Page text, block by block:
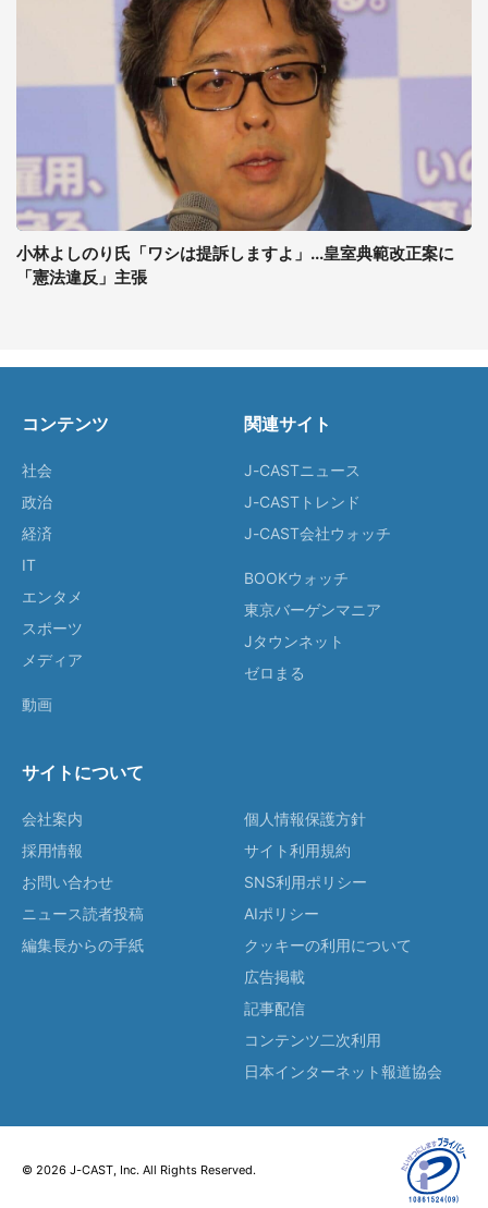
小林よしのり氏「ワシは提訴しますよ」...皇室典範改正案に
「憲法違反」主張
コンテンツ
社会
政治
経済
IT
エンタメ
スポーツ
メディア
動画
関連サイト
J-CASTニュース
J-CASTトレンド
J-CAST会社ウォッチ
BOOKウォッチ
東京バーゲンマニア
Jタウンネット
ゼロまる
サイトについて
会社案内
採用情報
お問い合わせ
ニュース読者投稿
編集長からの手紙
個人情報保護方針
サイト利用規約
SNS利用ポリシー
AIポリシー
クッキーの利用について
広告掲載
記事配信
コンテンツ二次利用
日本インターネット報道協会
© 2026 J-CAST, Inc. All Rights Reserved.